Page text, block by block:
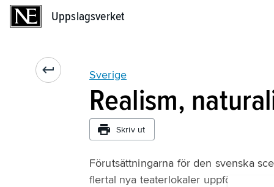
Uppslagsverket
Sverige
Realism,
Skriv ut
Förutsättningarna för den svenska
flertal nya teaterlokaler uppfördes.